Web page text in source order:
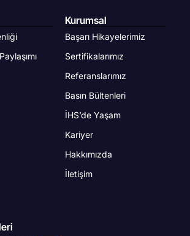
Kurumsal
Başarı Hikayelerimiz
Sertifikalarımız
Referanslarımız
Basın Bültenleri
İHS’de Yaşam
Kariyer
Hakkımızda
İletişim